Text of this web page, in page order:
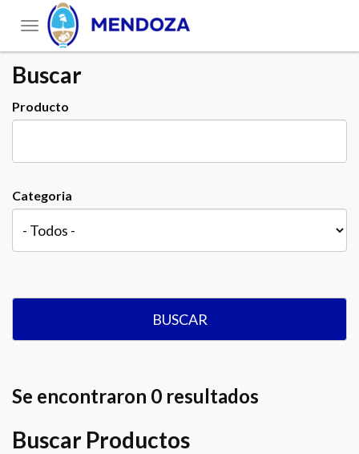
Toggle
navigation
Buscar
Producto
Categoria
BUSCAR
Se encontraron 0 resultados
Buscar Productos